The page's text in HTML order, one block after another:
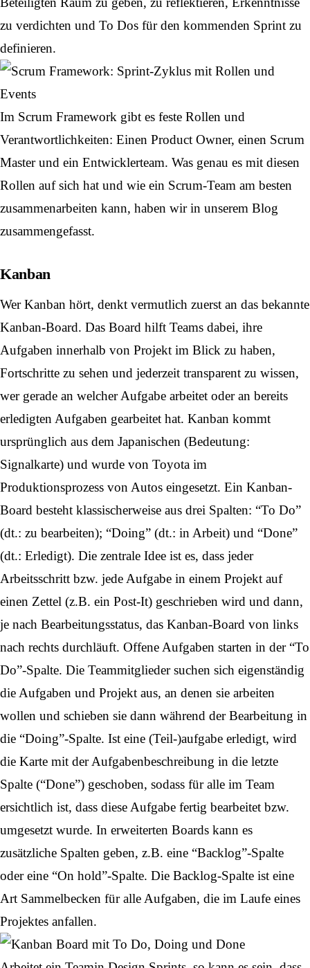
zu verdichten und To Dos für den kommenden Sprint zu
definieren.
Im Scrum Framework gibt es feste Rollen und
Verantwortlichkeiten: Einen Product Owner, einen Scrum
Master und ein Entwicklerteam. Was genau es mit diesen
Rollen auf sich hat und wie ein Scrum-Team am besten
zusammenarbeiten kann, haben wir in unserem Blog
zusammengefasst.
Kanban
Wer Kanban hört, denkt vermutlich zuerst an das bekannte
Kanban-Board. Das Board hilft Teams dabei, ihre
Aufgaben innerhalb von Projekt im Blick zu haben,
Fortschritte zu sehen und jederzeit transparent zu wissen,
wer gerade an welcher Aufgabe arbeitet oder an bereits
erledigten Aufgaben gearbeitet hat. Kanban kommt
ursprünglich aus dem Japanischen (Bedeutung:
Signalkarte) und wurde von Toyota im
Produktionsprozess von Autos eingesetzt. Ein Kanban-
Board besteht klassischerweise aus drei Spalten: “To Do”
(dt.: zu bearbeiten); “Doing” (dt.: in Arbeit) und “Done”
(dt.: Erledigt). Die zentrale Idee ist es, dass jeder
Arbeitsschritt bzw. jede Aufgabe in einem Projekt auf
einen Zettel (z.B. ein Post-It) geschrieben wird und dann,
je nach Bearbeitungsstatus, das Kanban-Board von links
nach rechts durchläuft. Offene Aufgaben starten in der “To
Do”-Spalte. Die Teammitglieder suchen sich eigenständig
die Aufgaben und Projekt aus, an denen sie arbeiten
wollen und schieben sie dann während der Bearbeitung in
die “Doing”-Spalte. Ist eine (Teil-)aufgabe erledigt, wird
die Karte mit der Aufgabenbeschreibung in die letzte
Spalte (“Done”) geschoben, sodass für alle im Team
ersichtlich ist, dass diese Aufgabe fertig bearbeitet bzw.
umgesetzt wurde. In erweiterten Boards kann es
zusätzliche Spalten geben, z.B. eine “Backlog”-Spalte
oder eine “On hold”-Spalte. Die Backlog-Spalte ist eine
Art Sammelbecken für alle Aufgaben, die im Laufe eines
Projektes anfallen.